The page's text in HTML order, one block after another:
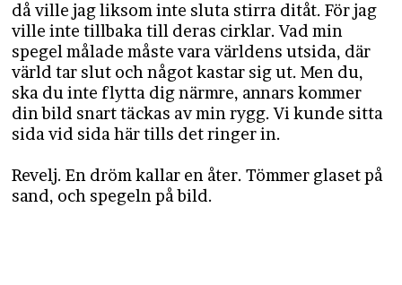
då ville jag liksom inte sluta stirra ditåt. För jag
ville inte tillbaka till deras cirklar. Vad min
spegel målade måste vara världens utsida, där
värld tar slut och något kastar sig ut. Men du,
ska du inte flytta dig närmre, annars kommer
din bild snart täckas av min rygg. Vi kunde sitta
sida vid sida här tills det ringer in.
Revelj. En dröm kallar en åter. Tömmer glaset på
sand, och spegeln på bild.